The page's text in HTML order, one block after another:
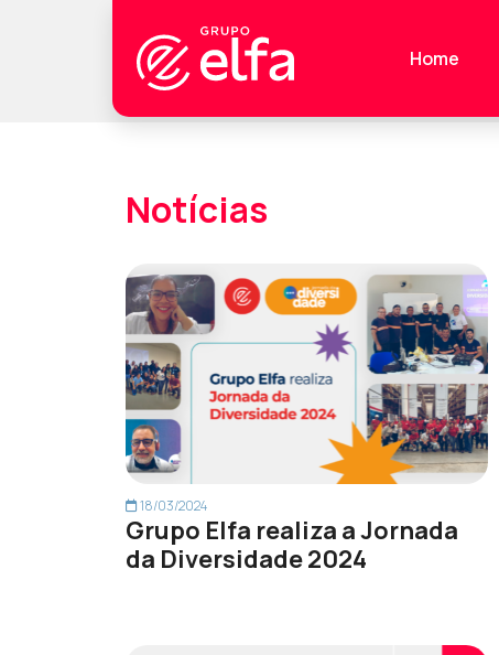
Home
Notícias
18/03/2024
Grupo Elfa realiza a Jornada
da Diversidade 2024